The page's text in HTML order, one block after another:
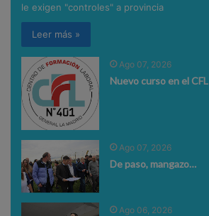
le exigen "controles" a provincia
Leer más »
Ago 07, 2026
Nuevo curso en el CFL
Ago 07, 2026
De paso, mangazo…
Ago 06, 2026